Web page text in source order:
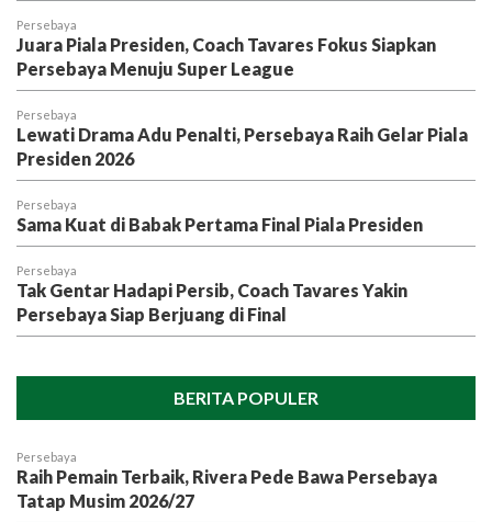
Persebaya
Juara Piala Presiden, Coach Tavares Fokus Siapkan
Persebaya Menuju Super League
Persebaya
Lewati Drama Adu Penalti, Persebaya Raih Gelar Piala
Presiden 2026
Persebaya
Sama Kuat di Babak Pertama Final Piala Presiden
Persebaya
Tak Gentar Hadapi Persib, Coach Tavares Yakin
Persebaya Siap Berjuang di Final
BERITA POPULER
Persebaya
Raih Pemain Terbaik, Rivera Pede Bawa Persebaya
Tatap Musim 2026/27